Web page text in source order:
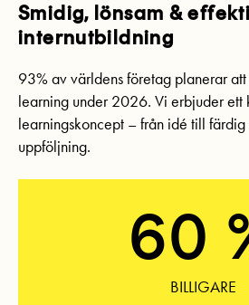
Smidig, lönsam &
internutbildning
93% av världens företag planerar
learning under 2026. Vi erbjuder ett
learningskoncept – från idé till
uppföljning.
60
BILLIGARE